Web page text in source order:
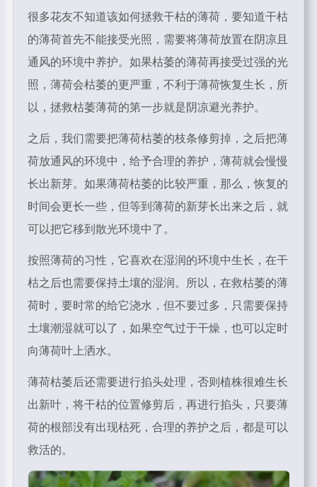
很多花友不知道该如何拯救干枯的薄荷，要知道干枯
的薄荷首先不能接受光照，需要将薄荷放置在阴凉且
通风的环境中养护。如果枯萎的薄荷再接受过强的光
照，薄荷会枯萎的更严重，不利于薄荷恢复生长，所
以，拯救枯萎薄荷的第一步就是阴凉避光养护。
之后，我们需要把薄荷枯萎的枝条修剪掉，之后把薄
荷放通风的环境中，给予合理的养护，薄荷就会慢慢
长出新芽。如果薄荷枯萎的比较严重，那么，恢复的
时间会更长一些，但等到薄荷的新芽长出来之后，就
可以把它移到散光环境中了。
按照薄荷的习性，它喜欢在湿润的环境中生长，在干
枯之后也需要保持土壤的湿润。所以，在救枯萎的薄
荷时，要时常的给它浇水，但不要过多，只需要保持
土壤潮湿就可以了，如果空气过于干燥，也可以定时
向薄荷叶上洒水。
薄荷枯萎后还需要进行掐头处理，否则植株很难生长
出新叶，将干枯的位置修剪后，再进行掐头，只要薄
荷的根部没有出现枯死，合理的养护之后，都是可以
救活的。